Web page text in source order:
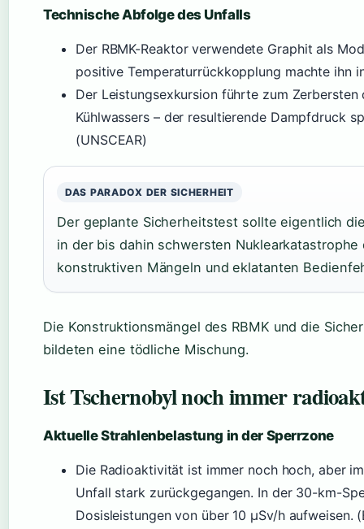
Technische Abfolge des Unfalls
Der RBMK-Reaktor verwendete Graphit als
positive Temperaturrückkopplung machte ihn
Der Leistungsexkursion führte zum
Kühlwassers – der resultierende Dampfdruck
(UNSCEAR)
DAS PARADOX DER SICHERHEIT
Der geplante Sicherheitstest sollte eigentlich
in der bis dahin schwersten
konstruktiven Mängeln und eklatanten
Die Konstruktionsmängel des RBMK und die
bildeten eine tödliche Mischung.
Ist Tschernobyl noch immer
Aktuelle Strahlenbelastung in der Sperrzone
Die Radioaktivität ist immer noch hoch, aber
Unfall stark zurückgegangen. In der 30-km-
Dosisleistungen von über 10 µSv/h aufweisen.